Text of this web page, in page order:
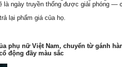
là ngày truyền thống được giải phóng —
lại phẩm giá của họ.